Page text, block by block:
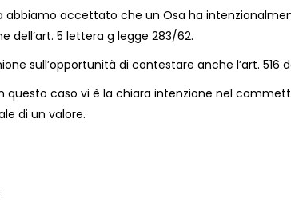
abbiamo accettato che un Osa ha
dell’art. 5 lettera g legge 283/62.
sull’opportunità di contestare anche l’art. 516
questo caso vi è la chiara intenzione nel
di un valore.